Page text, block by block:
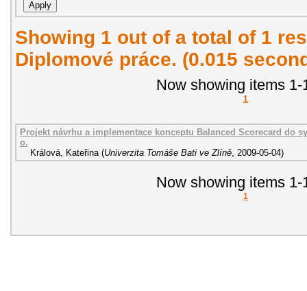
Showing 1 out of a total of 1
Diplomové práce. (0.015
Now showing items 1-
1
Projekt návrhu a implementace konceptu Balanced Scorecard do
o.
Králová, Kateřina (Univerzita Tomáše Bati ve Zlíně, 2009-05-04)
Now showing items 1-
1